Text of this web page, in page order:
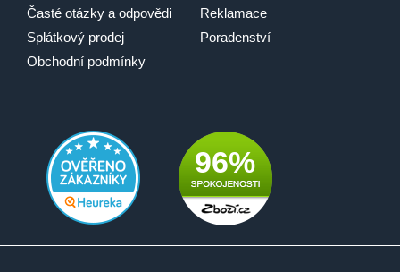
Časté otázky a odpovědi
Splátkový prodej
Obchodní podmínky
Reklamace
Poradenství
96%